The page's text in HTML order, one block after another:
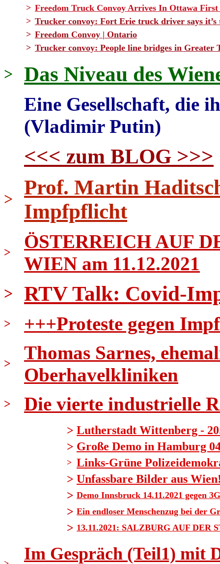
> Freedom Truck Convoy Arrives In Ottawa First
> Trucker convoy: Fort Erie truck driver says it’s
> Freedom Convoy | Ontario
> Trucker convoy: People line bridges in
> Das Niveau des
Eine Gesellschaft, die
(Vladimir Putin)
<<< zum BLOG >>>
>
Prof. Martin
Impfpflicht
>
ÖSTERREICH AUF
WIEN am 11.12.2021
> RTV Talk: Covid-
> +++Proteste gegen
>
Thomas Sarnes,
Oberhavelkliniken
> Die vierte industrielle
> Lutherstadt Wittenberg -
> Große Demo in Hamburg
> Links-Grüne
> Unfassbare Bilder aus
> Demo Innsbruck 14.11.2021 gegen
> Ein endloser Menschenzug bei der
> 13.11.2021: SALZBURG AUF DER
Im Gespräch (Teil1) mit